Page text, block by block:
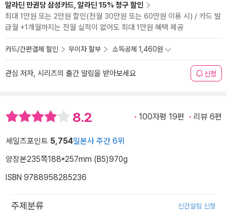
알라딘 만권당 삼성카드, 알라딘 15% 청구 할인
최대 1만원 또는 2만원 할인(전월 30만원 또는 60만원 이용 시) / 카드 발
급월 +1개월까지는 전월 실적이 없어도 최대 1만원 혜택 제공
카드/간편결제 할인 무이자 할부 소득공제 1,460원
관심 저자, 시리즈의 출간 알림을 받아보세요 신청
8.2 100자평 19편 리뷰 6편
세일즈포인트 5,754일본사 주간 6위
양장본235쪽188*257mm (B5)970g
ISBN 9788958285236
주제분류 신간알림 신청